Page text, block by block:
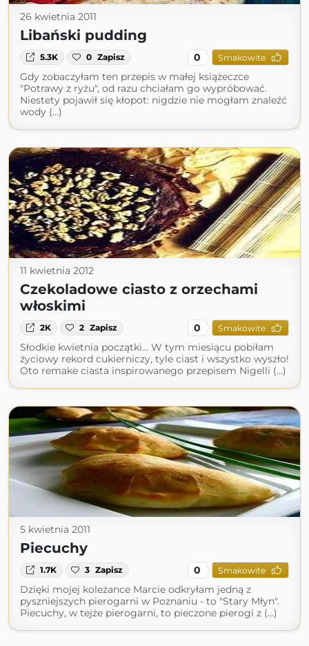
26 kwietnia 2011
Libański pudding
5.3K 0 Zapisz 0 Smakowite
Gdy zobaczyłam ten przepis w małej książeczce
"Potrawy z ryżu", od razu chciałam go wypróbować.
Niestety pojawił się kłopot: nigdzie nie mogłam znaleźć
wody (...)
11 kwietnia 2012
Czekoladowe ciasto z orzechami
włoskimi
2K 2 Zapisz 0 Smakowite
Słodkie kwietnia początki... W tym miesiącu pobiłam
życiowy rekord cukierniczy, tyle ciast i wszystko wyszło!
Oto remake ciasta inspirowanego przepisem Nigelli (...)
5 kwietnia 2011
Piecuchy
1.7K 3 Zapisz 0 Smakowite
Dzięki mojej koleżance Marcie odkryłam jedną z
pyszniejszych pierogarni w Poznaniu - to "Stary Młyn".
Piecuchy, w tejże pierogarni, to pieczone pierogi z (...)